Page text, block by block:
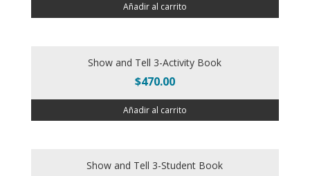
Añadir al carrito
Show and Tell 3-Activity Book
$470.00
Añadir al carrito
Show and Tell 3-Student Book